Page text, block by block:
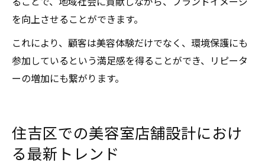
を向上させることができます。
これにより、顧客は美容体験だけでなく、環境保護にも
参加しているという満足感を得ることができ、リピータ
ーの増加にも繋がります。
住吉区での美容室店舗設計におけ
る最新トレンド